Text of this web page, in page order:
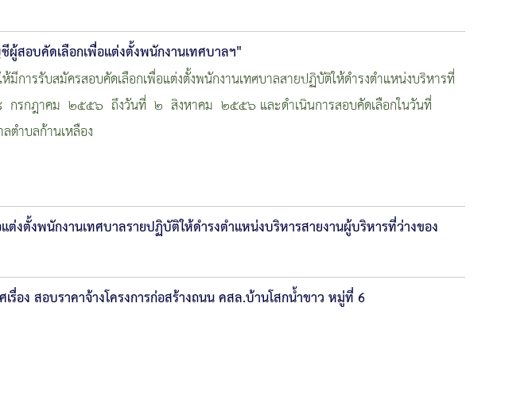
สอบคัดเลือกเพื่่อแต่งตั้งพนักงานเทศบาลฯ"
การรับสมัครสอบคัดเลือกเพื่อแต่งตั้งพนักงานเทศบาลสายปฏิบัติให้ดำรงตำแหน่งบริหารที่
กรกฎาคม ๒๕๕๖ ถึงวันที่ ๒ สิงหาคม ๒๕๕๖ และดำเนินการสอบคัดเลือกในวันที่
ำบลก้านเหลือง
ต่งตั้งพนักงานเทศบาลรายปฏิบัติให้ดำรงตำแหน่งบริหารสายงานผู้บริหารที่ว่างของ
เรื่อง สอบราคาจ้างโครงการก่อสร้างถนน คสล.บ้านโสกน้ำขาว หมู่ที่ 6